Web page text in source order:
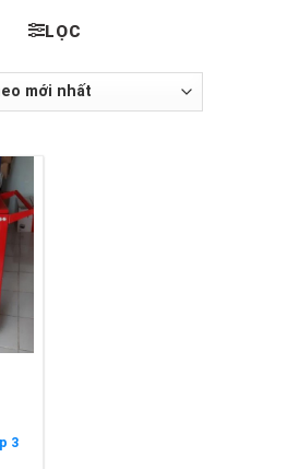
LỌC
3